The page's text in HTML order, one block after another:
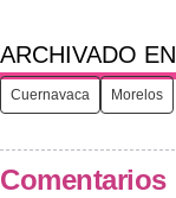
ARCHIVADO EN
Cuernavaca Morelos
Comentarios